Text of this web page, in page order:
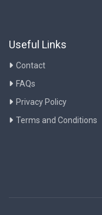
Useful Links
Contact
FAQs
Privacy Policy
Terms and Conditions